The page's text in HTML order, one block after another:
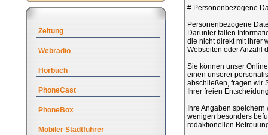
Zeitung
Webradio
Hörbuch
PhoneCast
PhoneBox
Mobiler Stadtführer
# Personenbezogene
Personenbezogene
Darunter fallen
die nicht direkt mit Ihrer
Webseiten oder Anzahl
Sie können unser
einen unserer
abschließen, fragen wir
Ihrer freien
Ihre Angaben
wenigen besonders
redaktionellen